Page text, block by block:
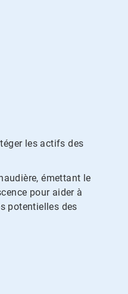
les actifs des
émettant le
pour aider à
potentielles des